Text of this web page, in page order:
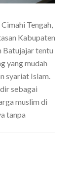
Tengah,
Kabupaten
Batujajar tentu
yang mudah
syariat Islam.
sebagai
muslim di
tanpa